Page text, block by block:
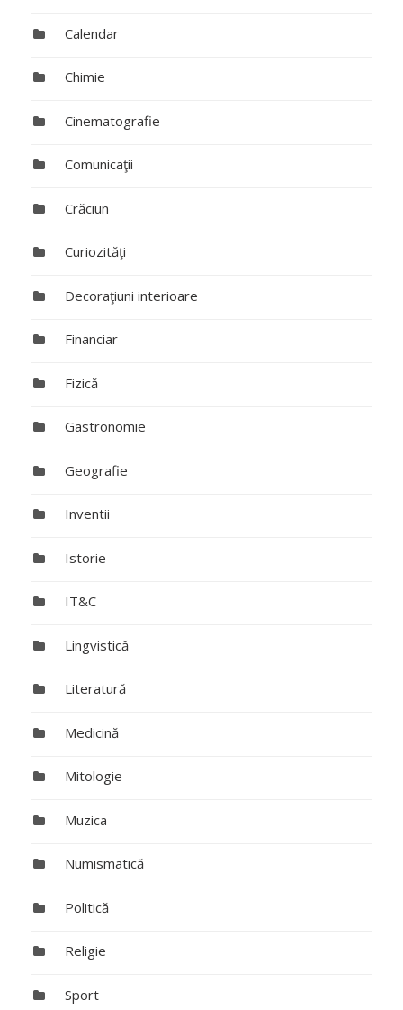
Calendar
Chimie
Cinematografie
Comunicaţii
Crăciun
Curiozităţi
Decoraţiuni interioare
Financiar
Fizică
Gastronomie
Geografie
Inventii
Istorie
IT&C
Lingvistică
Literatură
Medicină
Mitologie
Muzica
Numismatică
Politică
Religie
Sport